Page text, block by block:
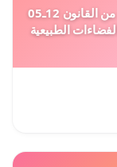
دعم ملف تفعيل النصوص التنظيمية للمادة 4 من القانون 12ـ05
الطبيعية